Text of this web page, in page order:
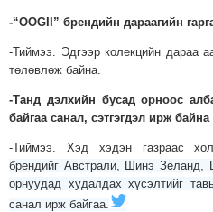
-“OOGII” брендийн дараагийн
-Тиймээ. Эдгээр колекцийн дараа
төлөвлөж байна.
-Танд дэлхийн бусад орноос
байгаа санал, сэтгэгдэл ирж байна
-Тиймээ. Хэд хэдэн газраас
брендийг Австрали, Шинэ Зеланд,
орнуудад худалдах хүсэлтийг
санал ирж байгаа.